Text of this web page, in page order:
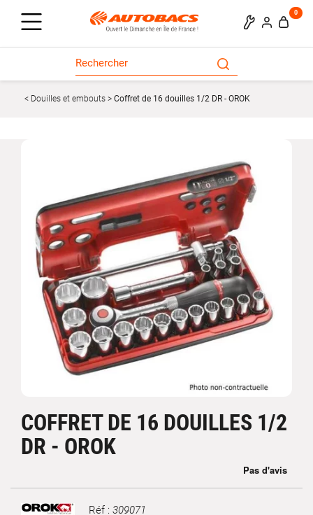
0
Douilles et embouts Coffret de 16 douilles 1/2 DR - OROK
COFFRET DE 16 DOUILLES 1/2
DR - OROK
Réf : 309071